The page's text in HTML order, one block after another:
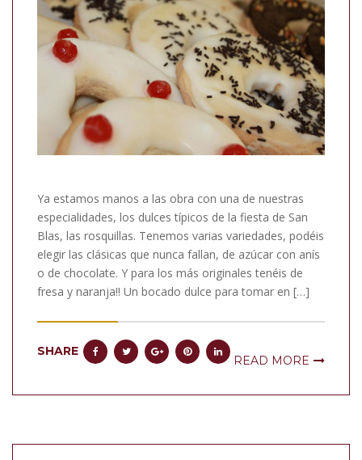
Ya estamos manos a las obra con una de nuestras
especialidades, los dulces típicos de la fiesta de San
Blas, las rosquillas. Tenemos varias variedades, podéis
elegir las clásicas que nunca fallan, de azúcar con anís
o de chocolate. Y para los más originales tenéis de
fresa y naranja!! Un bocado dulce para tomar en […]
SHARE
READ MORE